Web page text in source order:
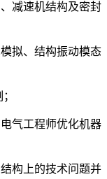
减速机结构及密封
拟、结构振动模态
气工程师优化机器
构上的技术问题并